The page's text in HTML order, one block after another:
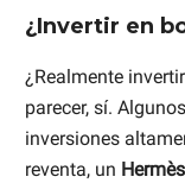
¿Invertir en
¿Realmente
parecer, sí.
inversiones
reventa, un